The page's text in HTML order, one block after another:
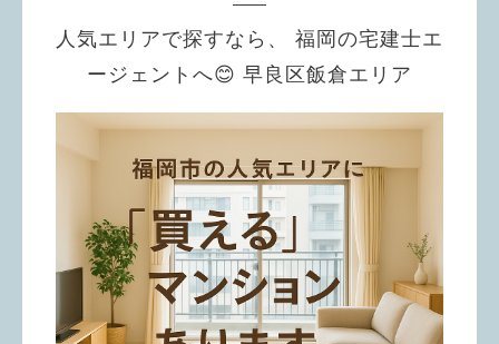
人気エリアで探すなら、 福岡の宅建士エ
ージェントへ😊 早良区飯倉エリア